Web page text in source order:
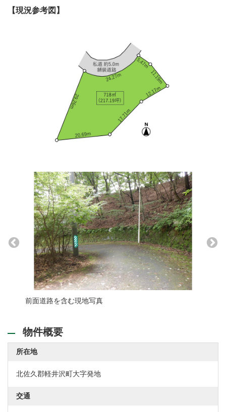
【現況参考図】
前面道路を含む現地写真
物件概要
所在地
北佐久郡軽井沢町大字発地
交通